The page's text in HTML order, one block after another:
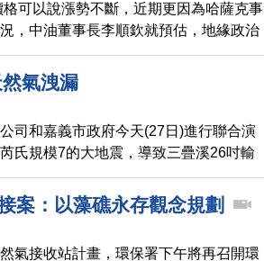
可以說漲勢不斷，近期更因為哈薩克事
，中油董事長李順欽就預估，地緣政治
勢。
氣洩漏
司和嘉義市政府今天(27日)進行聯合演
氏規模7的大地震，導致三疊溪26吋輸
，透過實兵演練進行防災救人，加強防
案：以藻礁永存觀念規劃
氣接收站計畫，環保署下午將再召開環